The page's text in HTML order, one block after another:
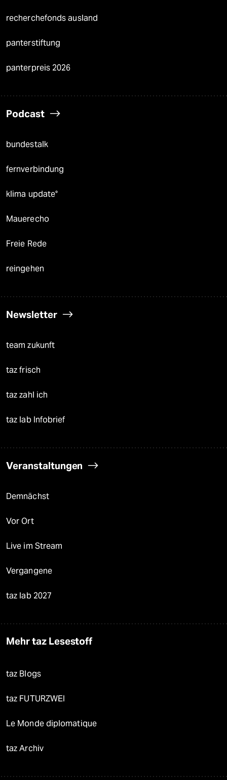
recherchefonds ausland
panterstiftung
panterpreis 2026
Podcast
bundestalk
fernverbindung
klima update°
Mauerecho
Freie Rede
reingehen
Newsletter
team zukunft
taz frisch
taz zahl ich
taz lab Infobrief
Veranstaltungen
Demnächst
Vor Ort
Live im Stream
Vergangene
taz lab 2027
Mehr taz Lesestoff
taz Blogs
taz FUTURZWEI
Le Monde diplomatique
taz Archiv